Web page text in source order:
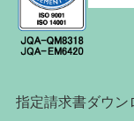
指定請求書ダウン